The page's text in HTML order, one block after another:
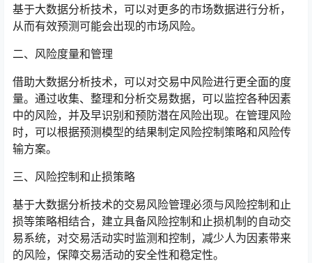
基于大数据分析技术，可以对更多的市场数据进行分析，
从而有效预测可能会出现的市场风险。
二、风险度量和管理
借助大数据分析技术，可以对交易中风险进行更全面的度
量。通过收集、整理和分析交易数据，可以监控各种因素
中的风险，并及早识别和预防潜在风险出现。在管理风险
时，可以根据预测模型的结果制定风险控制策略和风险传
输方案。
三、风险控制和止损策略
基于大数据分析技术的交易风险管理必须与风险控制和止
损等策略相结合，建立具备风险控制和止损机制的自动交
易系统，对交易活动实时监测和控制，减少人为因素带来
的风险，保障交易活动的安全性和稳定性。